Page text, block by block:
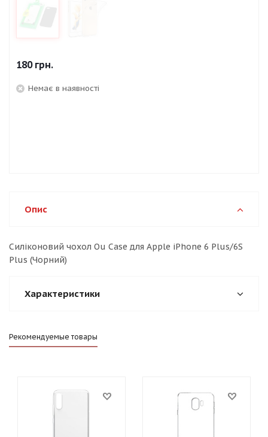
180грн.
Немає в наявності
Опис
Силіконовий чохол Ou Case для Apple iPhone 6 Plus/6S
Plus (Чорний)
Характеристики
Рекомендуемые товары